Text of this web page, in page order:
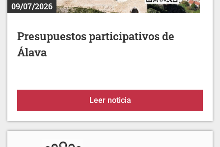
09/07/2026
Presupuestos participativos de
Álava
Leer noticiaPresupuestos